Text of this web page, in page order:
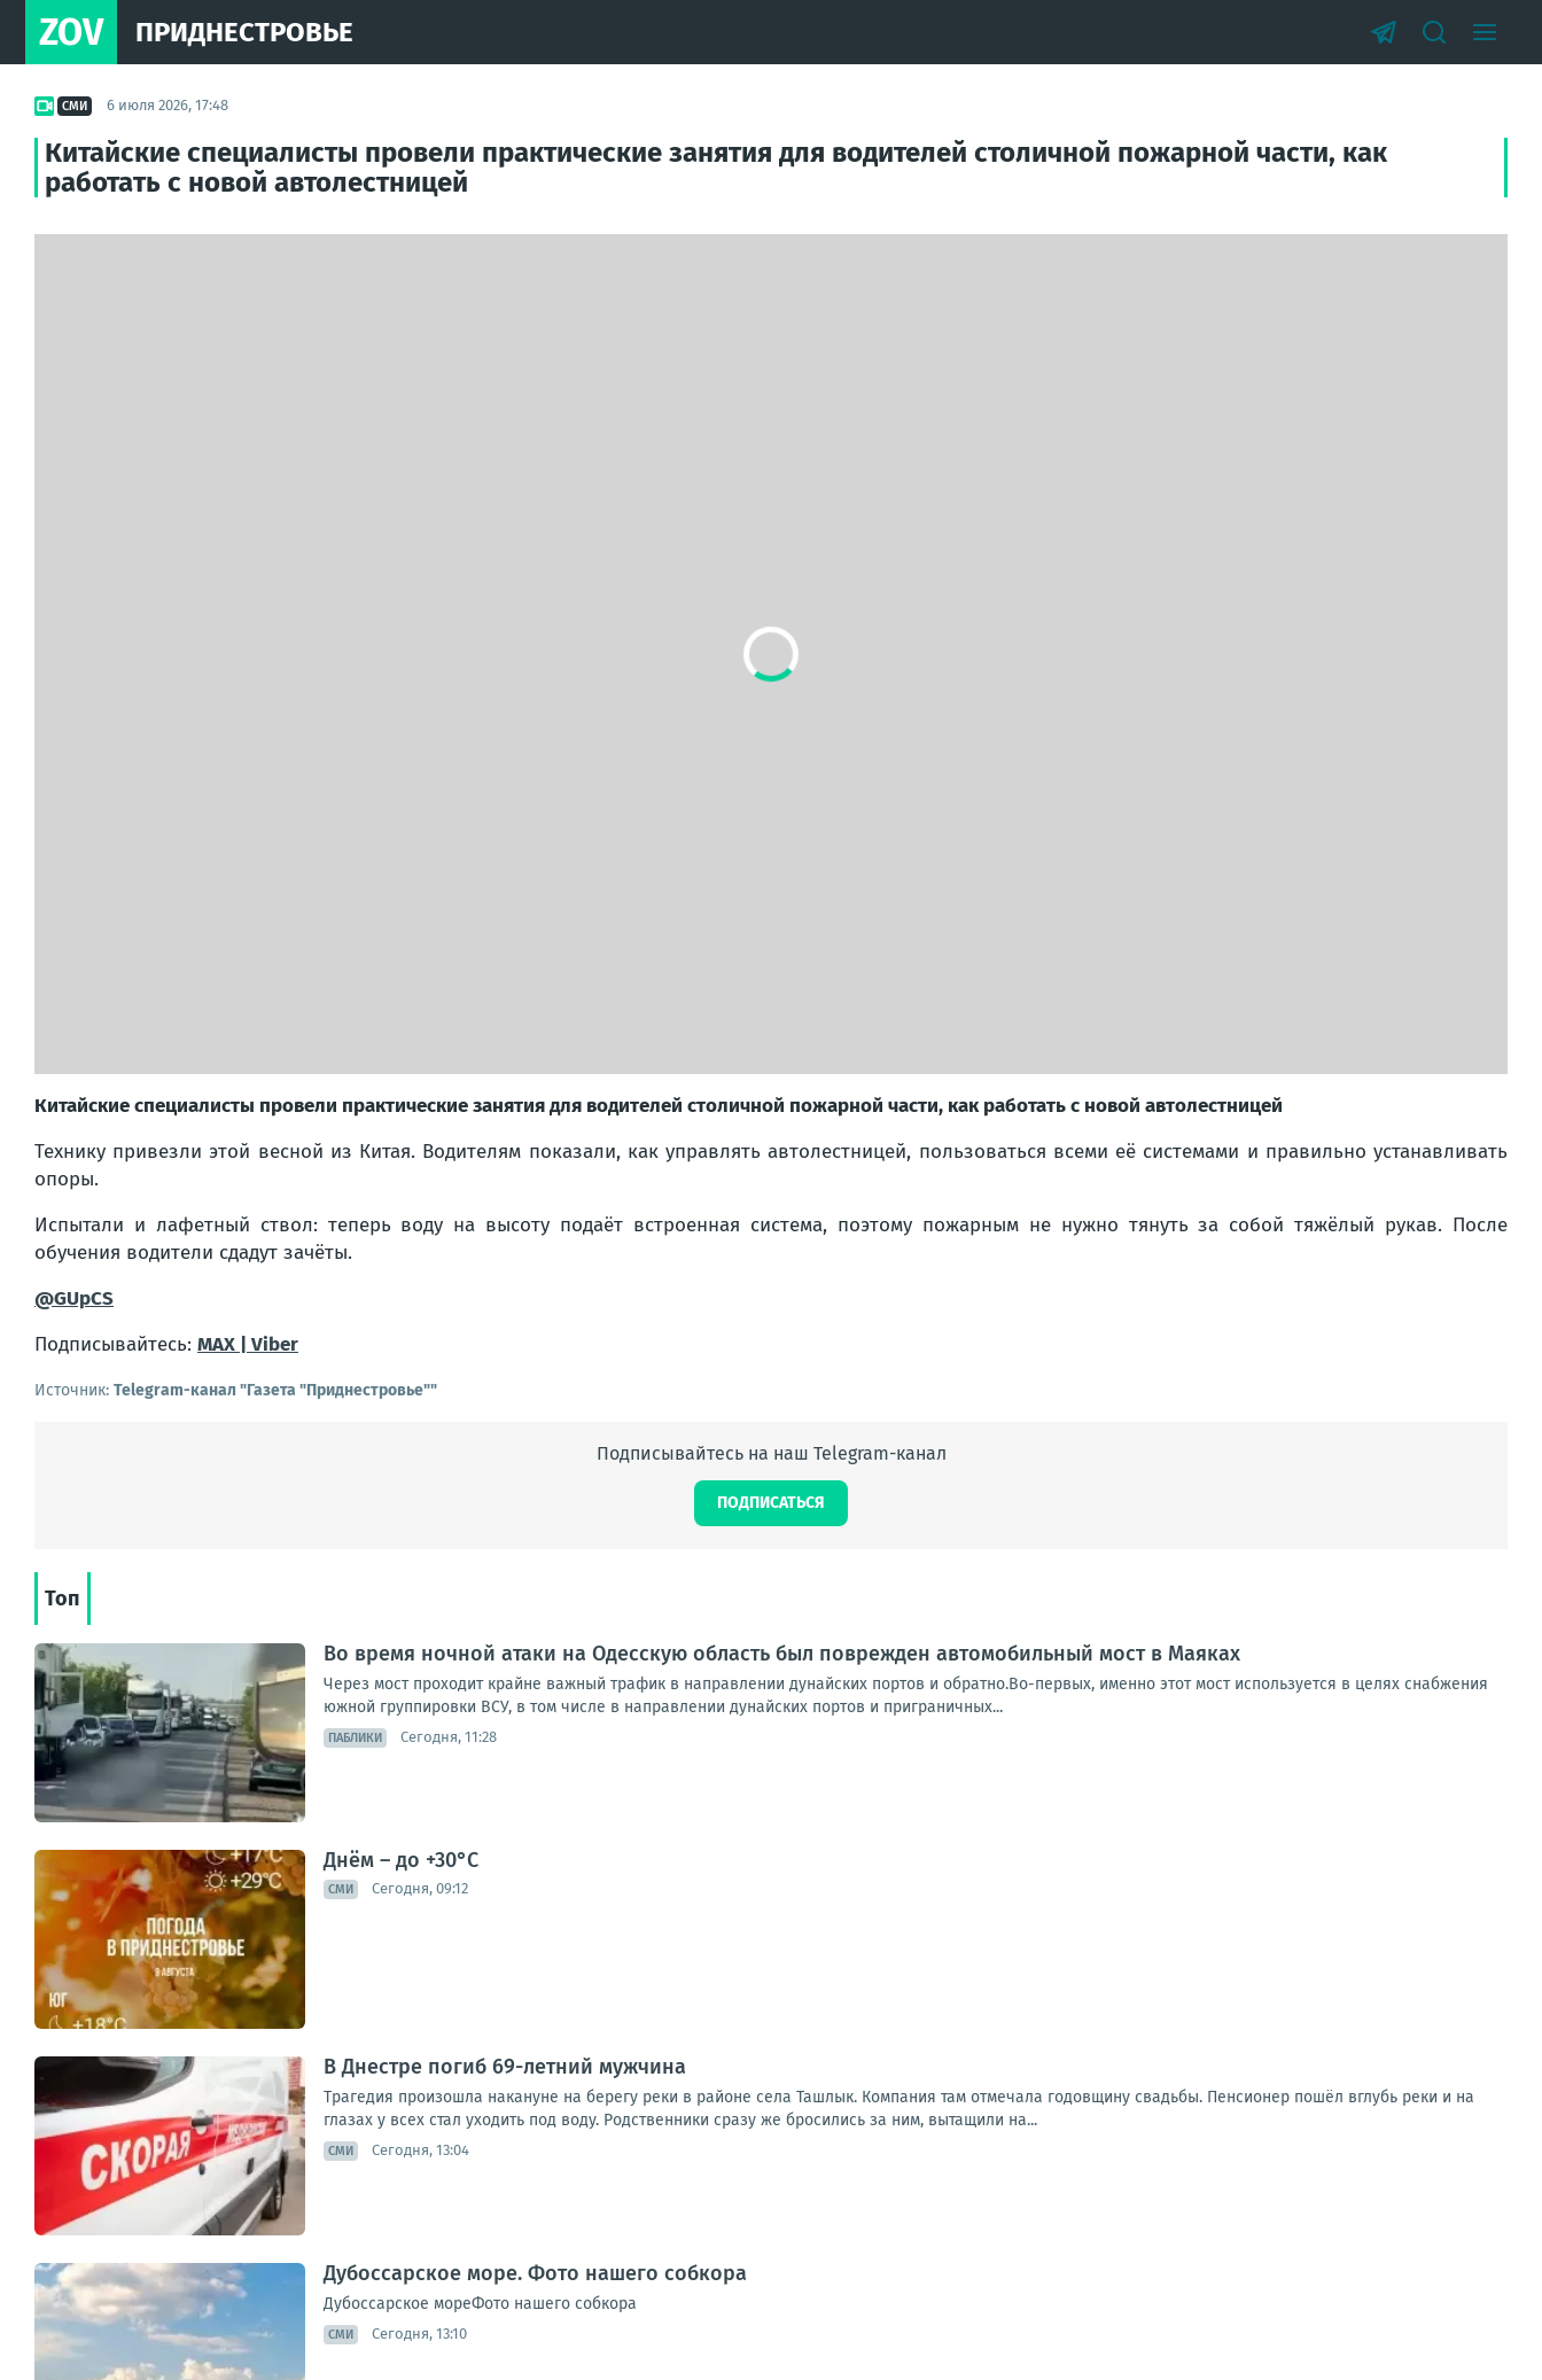
ZOV ПРИДНЕСТРОВЬЕ
СМИ 6 июля 2026, 17:48
Китайские специалисты провели практические занятия для водителей столичной пожарной части, как
работать с новой автолестницей
Китайские специалисты провели практические занятия для водителей столичной пожарной части, как работать с новой автолестницей
Технику привезли этой весной из Китая. Водителям показали, как управлять автолестницей, пользоваться всеми её системами и правильно устанавливать
опоры.
Испытали и лафетный ствол: теперь воду на высоту подаёт встроенная система, поэтому пожарным не нужно тянуть за собой тяжёлый рукав. После
обучения водители сдадут зачёты.
@GUpCS
Подписывайтесь: MAX | Viber
Источник: Telegram-канал "Газета "Приднестровье""
Подписывайтесь на наш Telegram-канал
ПОДПИСАТЬСЯ
Топ
Во время ночной атаки на Одесскую область был поврежден автомобильный мост в Маяках
Через мост проходит крайне важный трафик в направлении дунайских портов и обратно.Во-первых, именно этот мост используется в целях снабжения
южной группировки ВСУ, в том числе в направлении дунайских портов и приграничных...
ПАБЛИКИ Сегодня, 11:28
Днём – до +30°С
СМИ Сегодня, 09:12
В Днестре погиб 69-летний мужчина
Трагедия произошла накануне на берегу реки в районе села Ташлык. Компания там отмечала годовщину свадьбы. Пенсионер пошёл вглубь реки и на
глазах у всех стал уходить под воду. Родственники сразу же бросились за ним, вытащили на...
СМИ Сегодня, 13:04
Дубоссарское море. Фото нашего собкора
Дубоссарское мореФото нашего собкора
СМИ Сегодня, 13:10